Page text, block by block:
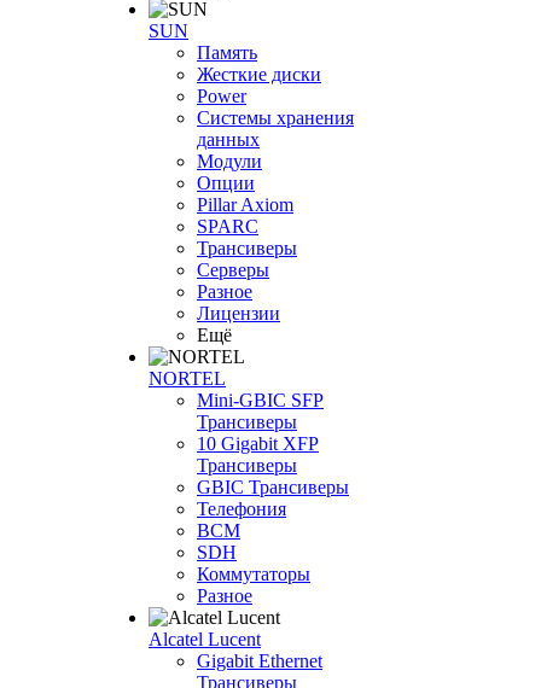
SUN
Память
Жесткие диски
Power
Системы хранения
данных
Модули
Опции
Pillar Axiom
SPARC
Трансиверы
Серверы
Разное
Лицензии
Ещё
NORTEL
Mini-GBIC SFP
Трансиверы
10 Gigabit XFP
Трансиверы
GBIC Трансиверы
Телефония
BCM
SDH
Коммутаторы
Разное
Alcatel Lucent
Gigabit Ethernet
Трансиверы